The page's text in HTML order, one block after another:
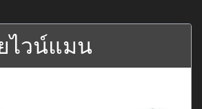
ไวน์แมน